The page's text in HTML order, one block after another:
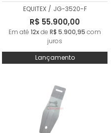
EQUITEX / JG-3520-F
R$ 55.900,00
Em até 12xde R$ 5.900,95 com
juros
Lançamento